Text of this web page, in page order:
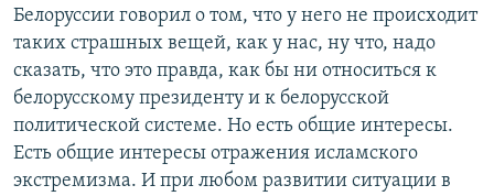
Белоруссии говорил о том, что у него не происходит
таких страшных вещей, как у нас, ну что, надо
сказать, что это правда, как бы ни относиться к
белорусскому президенту и к белорусской
политической системе. Но есть общие интересы.
Есть общие интересы отражения исламского
экстремизма. И при любом развитии ситуации в